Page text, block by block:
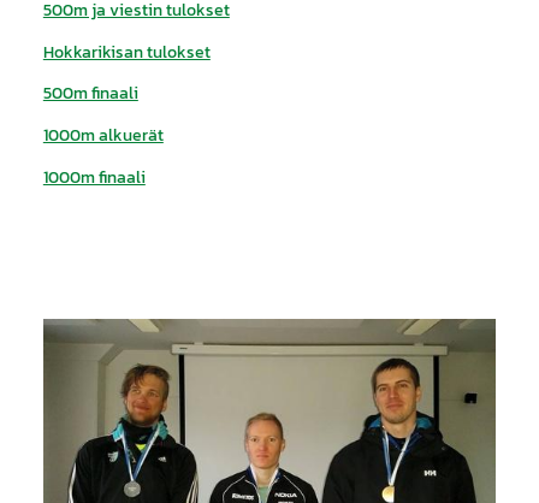
500m ja viestin tulokset
Hokkarikisan tulokset
500m finaali
1000m alkuerät
1000m finaali